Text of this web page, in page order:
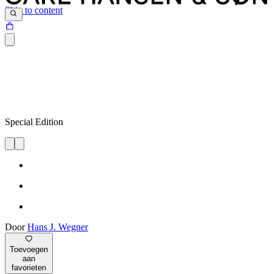
Skip to content
Special Edition
DoorHans J. Wegner
Toevoegen
aan
favorieten